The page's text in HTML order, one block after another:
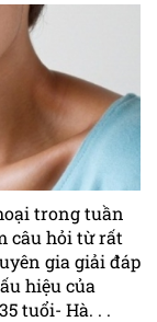
trong tuần
câu hỏi từ rất
gia giải đáp
hiệu của
tuổi- Hà. . .